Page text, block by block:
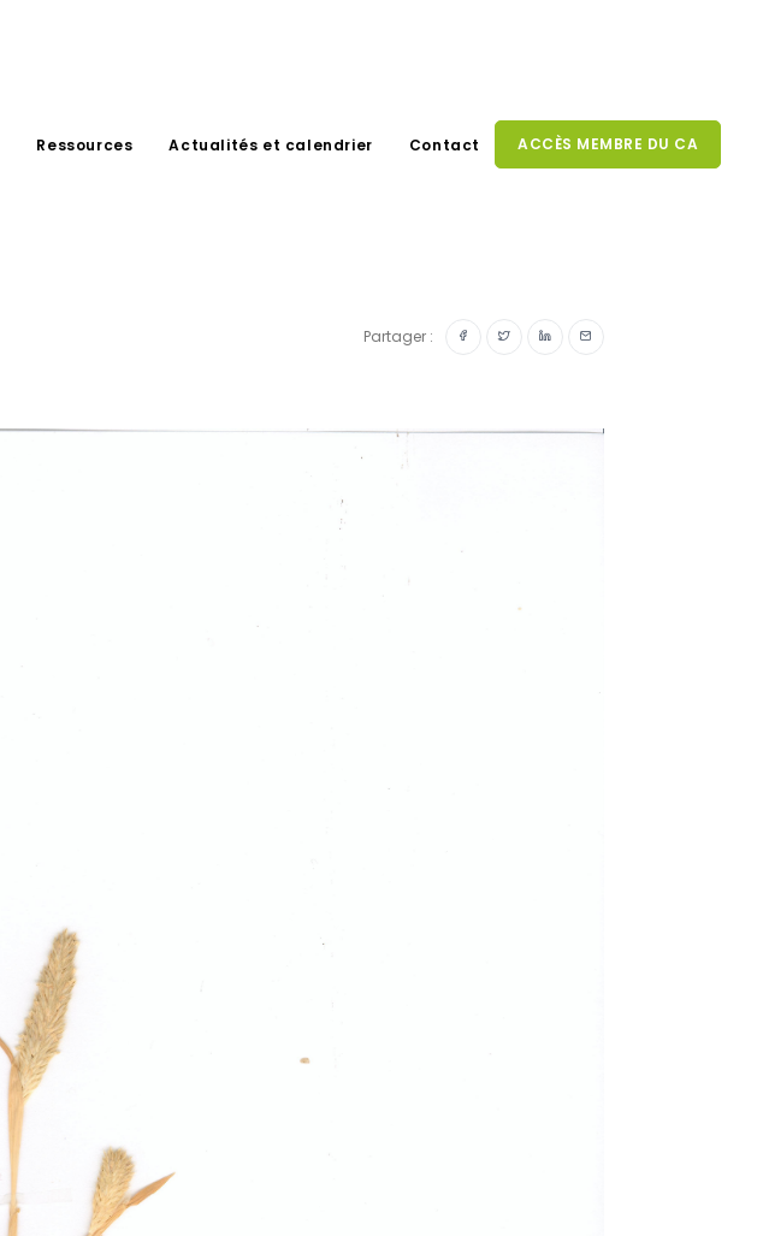
Ressources Actualités et calendrier Contact ACCÈS MEMBRE DU CA
Partager :